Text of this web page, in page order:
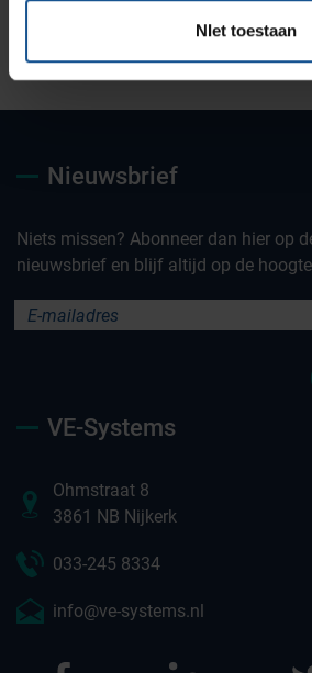
NIet toestaan
deskundig advies
Nieuwsbrief
Niets missen? Abonneer dan hier op
nieuwsbrief en blijf altijd op de
VE-Systems
Ohmstraat 8
3861 NB Nijkerk
033-245 8334
info@ve-systems.nl